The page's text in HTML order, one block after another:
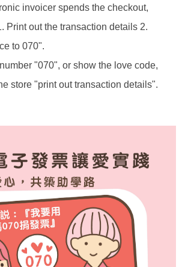
invoicer spends the checkout,
Print out the transaction details 2.
to 070".
"070", or show the love code,
store "print out transaction details".